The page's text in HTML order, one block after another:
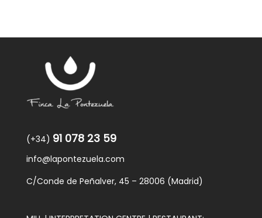
(+34) 91 078 23 59
info@lapontezuela.com
C/Conde de Peñalver, 45 – 28006 (Madrid)